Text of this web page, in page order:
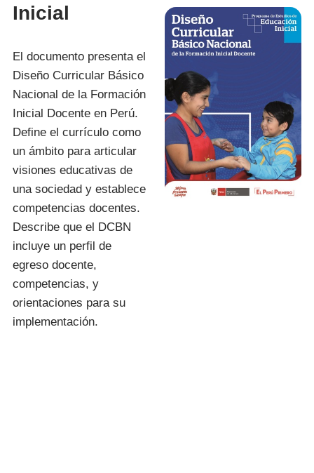
Inicial
El documento presenta el
Diseño Curricular Básico
Nacional de la Formación
Inicial Docente en Perú.
Define el currículo como
un ámbito para articular
visiones educativas de
una sociedad y establece
competencias docentes.
Describe que el DCBN
incluye un perfil de
egreso docente,
competencias, y
orientaciones para su
implementación.